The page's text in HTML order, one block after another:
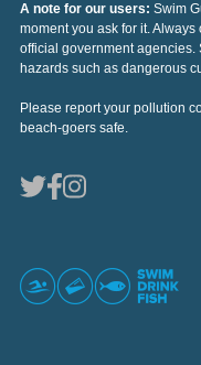
A note for our users: Swim
moment you ask for it.
official government agencies.
hazards such as dangerous
Please report your pollution
beach-goers safe.